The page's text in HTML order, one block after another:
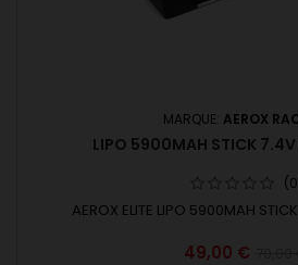
MARQUE: AEROX
LIPO 5900MAH STICK
AEROX ELITE LIPO 5900MAH
49,00 €